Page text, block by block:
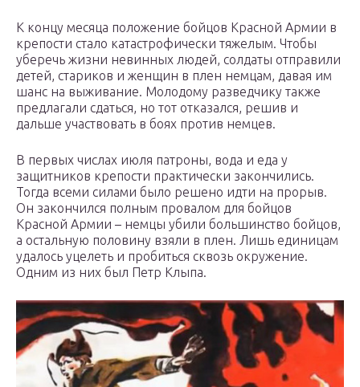
К концу месяца положение бойцов Красной Армии в
крепости стало катастрофически тяжелым. Чтобы
уберечь жизни невинных людей, солдаты отправили
детей, стариков и женщин в плен немцам, давая им
шанс на выживание. Молодому разведчику также
предлагали сдаться, но тот отказался, решив и
дальше участвовать в боях против немцев.
В первых числах июля патроны, вода и еда у
защитников крепости практически закончились.
Тогда всеми силами было решено идти на прорыв.
Он закончился полным провалом для бойцов
Красной Армии – немцы убили большинство бойцов,
а остальную половину взяли в плен. Лишь единицам
удалось уцелеть и пробиться сквозь окружение.
Одним из них был Петр Клыпа.